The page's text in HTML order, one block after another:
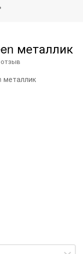
металлик